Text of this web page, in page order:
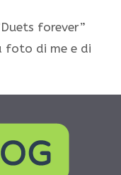
forever”
foto di me e di